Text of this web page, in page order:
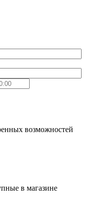
возможностей
в магазине